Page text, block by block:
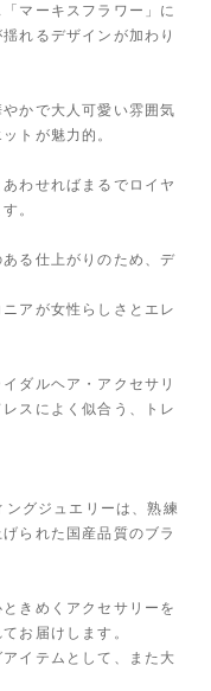
マーキスフラワー」に
れるデザインが加わり
かで大人可愛い雰囲気
トが魅力的。
わせればまるでロイヤ
。
る仕上がりのため、デ
アが女性らしさとエレ
ダルヘア・アクセサリ
スによく似合う、トレ
グジュエリーは、熟練
られた国産品質のブラ
きめくアクセサリーを
お届けします。
イテムとして、また大